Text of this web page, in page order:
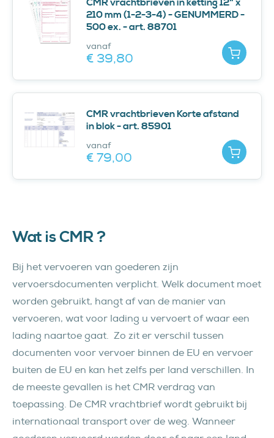
CMR vrachtbrieven in ketting 12" x
210 mm (1-2-3-4) - GENUMMERD -
500 ex. - art. 88701
vanaf
€ 39,80
CMR vrachtbrieven Korte afstand
in blok - art. 85901
vanaf
€ 79,00
Wat is CMR ?
Bij het vervoeren van goederen zijn
vervoersdocumenten verplicht. Welk document moet
worden gebruikt, hangt af van de manier van
vervoeren, wat voor lading u vervoert of waar een
lading naartoe gaat. Zo zit er verschil tussen
documenten voor vervoer binnen de EU en vervoer
buiten de EU en kan het zelfs per land verschillen. In
de meeste gevallen is het CMR verdrag van
toepassing. De CMR vrachtbrief wordt gebruikt bij
internationaal transport over de weg. Wanneer